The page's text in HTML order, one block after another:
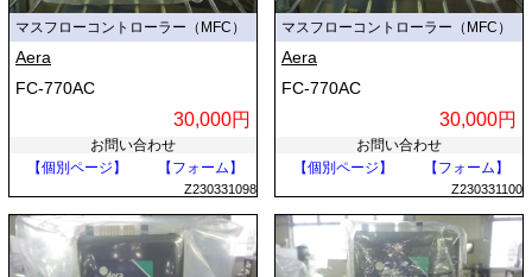
マスフローコントローラー（MFC）
Aera
FC-770AC
30,000円
お問い合わせ
【個別ページ】
【フォーム】
Z230331098
マスフローコントローラー（MFC）
Aera
FC-770AC
30,000円
お問い合わせ
【個別ページ】
【フォーム】
Z230331100